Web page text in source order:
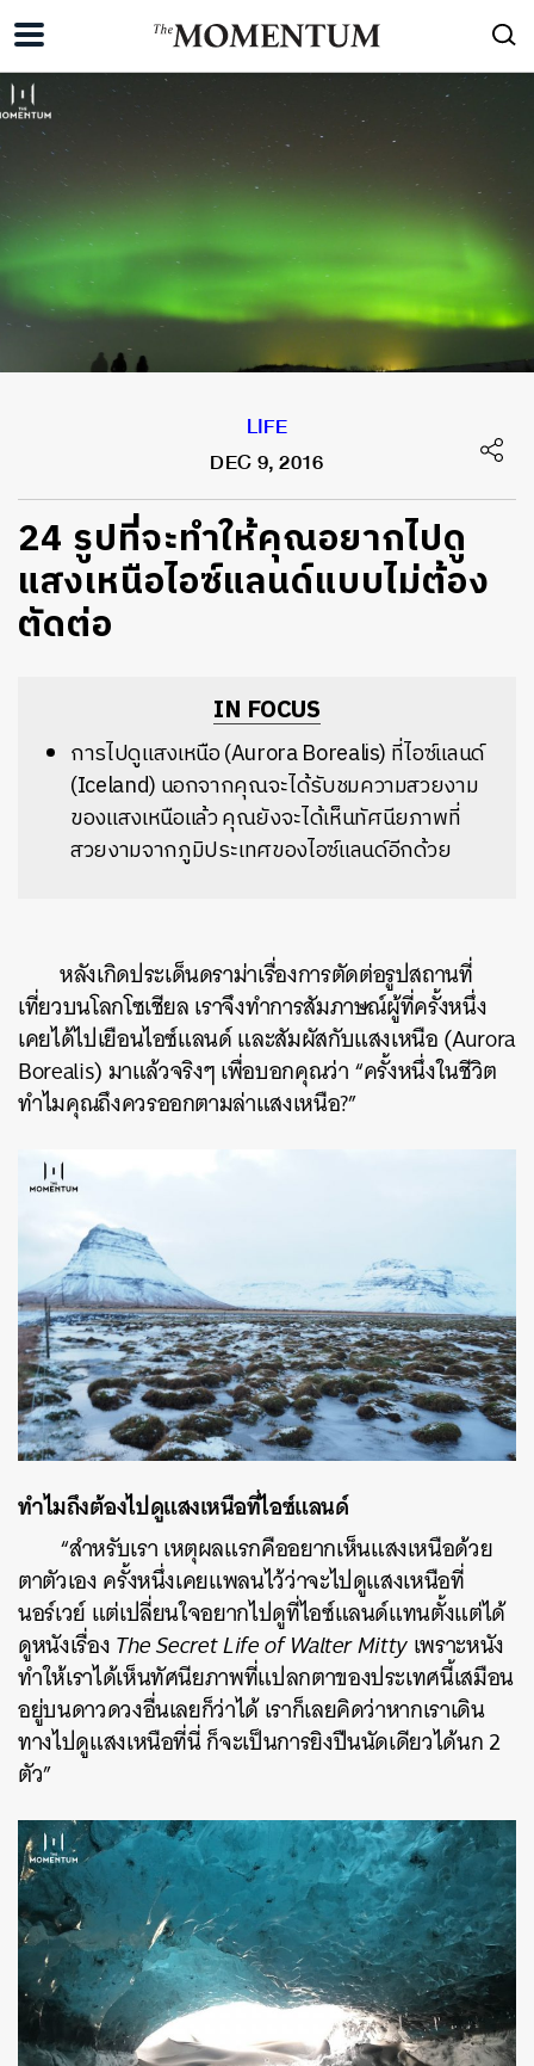
LIFE
DEC 9, 2016
24 รูปที่จะทำให้คุณอยากไปดู
แสงเหนือไอซ์แลนด์แบบไม่ต้อง
ตัดต่อ
IN FOCUS
การไปดูแสงเหนือ (Aurora Borealis) ที่ไอซ์แลนด์
(Iceland) นอกจากคุณจะได้รับชมความสวยงาม
ของแสงเหนือแล้ว คุณยังจะได้เห็นทัศนียภาพที่
สวยงามจากภูมิประเทศของไอซ์แลนด์อีกด้วย
หลังเกิดประเด็นดราม่าเรื่องการตัดต่อรูปสถานที่
เที่ยวบนโลกโซเชียล เราจึงทำการสัมภาษณ์ผู้ที่ครั้งหนึ่ง
เคยได้ไปเยือนไอซ์แลนด์ และสัมผัสกับแสงเหนือ (Aurora
Borealis) มาแล้วจริงๆ เพื่อบอกคุณว่า “ครั้งหนึ่งในชีวิต
ทำไมคุณถึงควรออกตามล่าแสงเหนือ?”
ทำไมถึงต้องไปดูแสงเหนือที่ไอซ์แลนด์
“สำหรับเรา เหตุผลแรกคืออยากเห็นแสงเหนือด้วย
ตาตัวเอง ครั้งหนึ่งเคยแพลนไว้ว่าจะไปดูแสงเหนือที่
นอร์เวย์ แต่เปลี่ยนใจอยากไปดูที่ไอซ์แลนด์แทนตั้งแต่ได้
ดูหนังเรื่องThe Secret Life of Walter Mittyเพราะหนัง
ทำให้เราได้เห็นทัศนียภาพที่แปลกตาของประเทศนี้เสมือน
อยู่บนดาวดวงอื่นเลยก็ว่าได้ เราก็เลยคิดว่าหากเราเดิน
ทางไปดูแสงเหนือที่นี่ ก็จะเป็นการยิงปืนนัดเดียวได้นก 2
ตัว”